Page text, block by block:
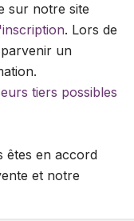
sur notre site
. Lors de
un
tiers possibles
êtes en accord
et notre